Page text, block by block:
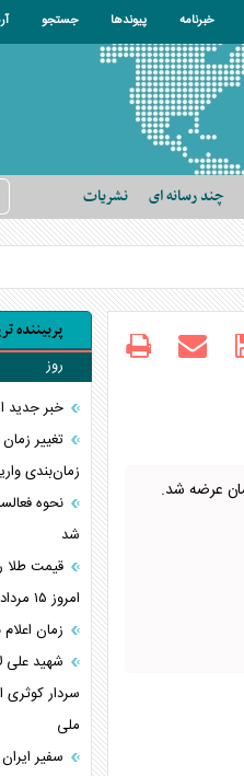
خبرنامه پیوندها جستجو
چند رسانه ای نشریات
پربیننده
روز
خبر جدید
زمان‌بندی
نحوه
شد
قیمت
امروز ۱۵ مردادماه ۱۴۰۵
زمان اعلام
شهید علی
سردار کوثری
ملی
سفیر